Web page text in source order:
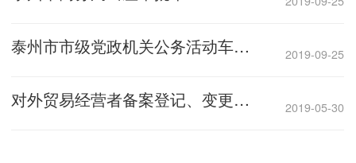
泰州市市级党政机关公务活动车辆租赁审批单 2019-09-25
对外贸易经营者备案登记、变更办理程序 2019-05-30